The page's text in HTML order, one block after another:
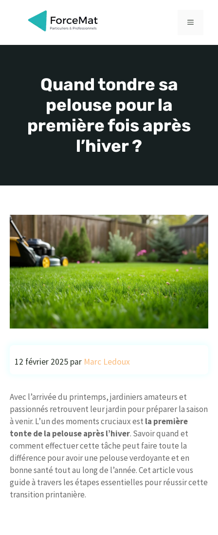
MENU
Quand tondre sa
pelouse pour la
première fois après
l’hiver ?
12 février 2025 par Marc Ledoux
Avec l’arrivée du printemps, jardiniers amateurs et
passionnés retrouvent leur jardin pour préparer la saison
à venir. L’un des moments cruciaux est la première
tonte de la pelouse après l’hiver. Savoir quand et
comment effectuer cette tâche peut faire toute la
différence pour avoir une pelouse verdoyante et en
bonne santé tout au long de l’année. Cet article vous
guide à travers les étapes essentielles pour réussir cette
transition printanière.